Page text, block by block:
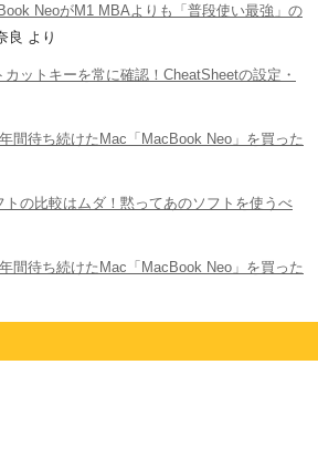
NeoがM1 MBAよりも「普段使い最強」の
良 より
カットキーを常に確認！CheatSheetの設定・
間待ち続けたMac「MacBook Neo」を買った
トの比較はムダ！黙ってあのソフトを使うべ
間待ち続けたMac「MacBook Neo」を買った